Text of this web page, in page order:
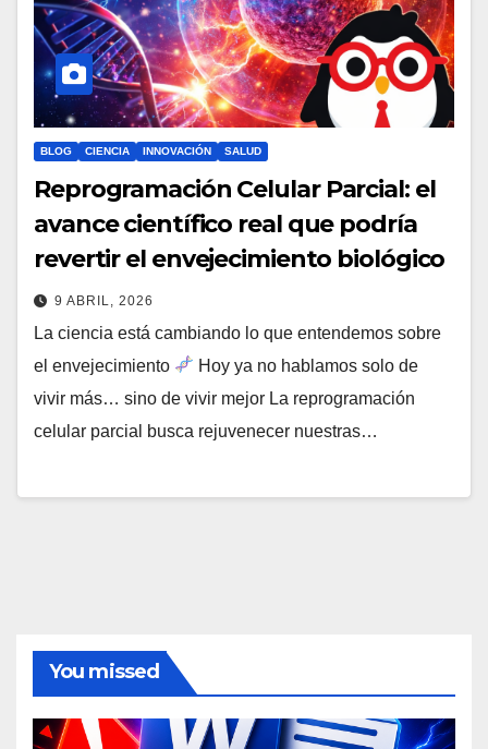
BLOG CIENCIA INNOVACIÓN SALUD
Reprogramación Celular Parcial: el
avance científico real que podría
revertir el envejecimiento biológico
9 ABRIL, 2026
La ciencia está cambiando lo que entendemos sobre
el envejecimiento
Hoy ya no hablamos solo de
vivir más… sino de vivir mejor La reprogramación
celular parcial busca rejuvenecer nuestras…
You missed